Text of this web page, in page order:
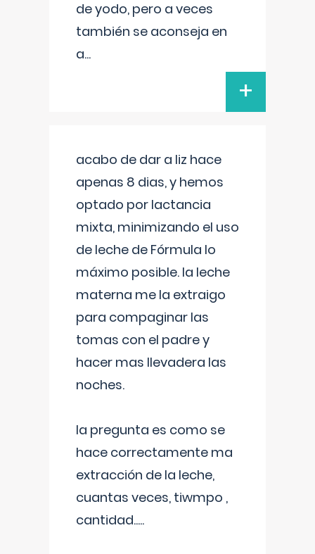
de yodo, pero a veces
también se aconseja en
a...
+
acabo de dar a liz hace
apenas 8 dias, y hemos
optado por lactancia
mixta, minimizando el uso
de leche de Fórmula lo
máximo posible. la leche
materna me la extraigo
para compaginar las
tomas con el padre y
hacer mas llevadera las
noches.
la pregunta es como se
hace correctamente ma
extracción de la leche,
cuantas veces, tiwmpo ,
cantidad.....